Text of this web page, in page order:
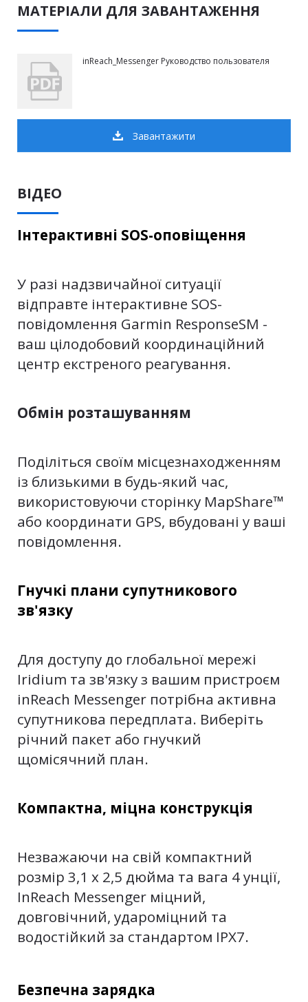
МАТЕРІАЛИ ДЛЯ ЗАВАНТАЖЕННЯ
inReach_Messenger Руководство пользователя
Завантажити
ВІДЕО
Інтерактивні SOS-оповіщення
У разі надзвичайної ситуації
відправте інтерактивне SOS-
повідомлення Garmin ResponseSM -
ваш цілодобовий координаційний
центр екстреного реагування.
Обмін розташуванням
Поділіться своїм місцезнаходженням
із близькими в будь-який час,
використовуючи сторінку MapShare™
або координати GPS, вбудовані у ваші
повідомлення.
Гнучкі плани супутникового
зв'язку
Для доступу до глобальної мережі
Iridium та зв'язку з вашим пристроєм
inReach Messenger потрібна активна
супутникова передплата. Виберіть
річний пакет або гнучкий
щомісячний план.
Компактна, міцна конструкція
Незважаючи на свій компактний
розмір 3,1 x 2,5 дюйма та вага 4 унції,
InReach Messenger міцний,
довговічний, удароміцний та
водостійкий за стандартом IPX7.
Безпечна зарядка